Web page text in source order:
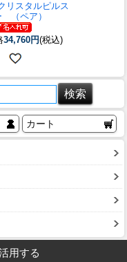
リスタルピルス
（ペア）
34,760円(税込)
カート
用する